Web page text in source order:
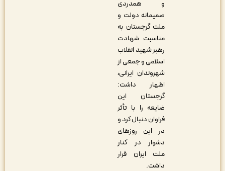
و همدردی
صمیمانه دولت و
ملت گرجستان به
مناسبت شهادت
رهبر شهید انقلاب
اسلامی و جمعی از
شهروندان ایرانی،
اظهار داشت:
گرجستان این
ضایعه را با تأثر
فراوان دنبال کرد و
در این روزهای
دشوار در کنار
ملت ایران قرار